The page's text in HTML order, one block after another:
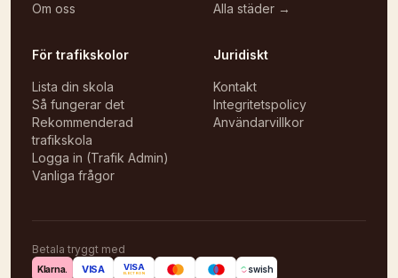
Om oss
Alla städer →
För trafikskolor
Lista din skola
Så fungerar det
Rekommenderad
trafikskola
Logga in (Trafik Admin)
Vanliga frågor
Juridiskt
Kontakt
Integritetspolicy
Användarvillkor
Betala tryggt med
Klarna. VISA VISA
ELECTRON swish